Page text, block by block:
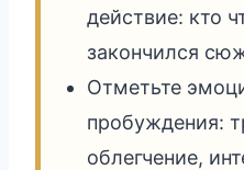
действие: кто
закончился
Отметьте
пробуждения:
облегчение,